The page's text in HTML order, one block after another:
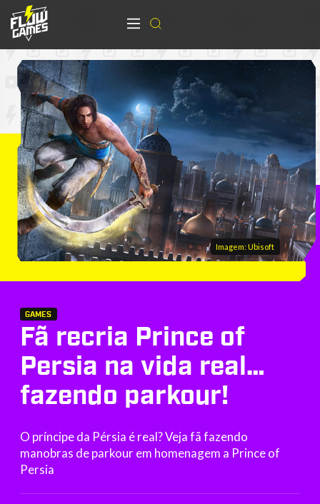
Imagem: Ubisoft
GAMES
Fã recria Prince of
Persia na vida real…
fazendo parkour!
O príncipe da Pérsia é real? Veja fã fazendo
manobras de parkour em homenagem a Prince of
Persia